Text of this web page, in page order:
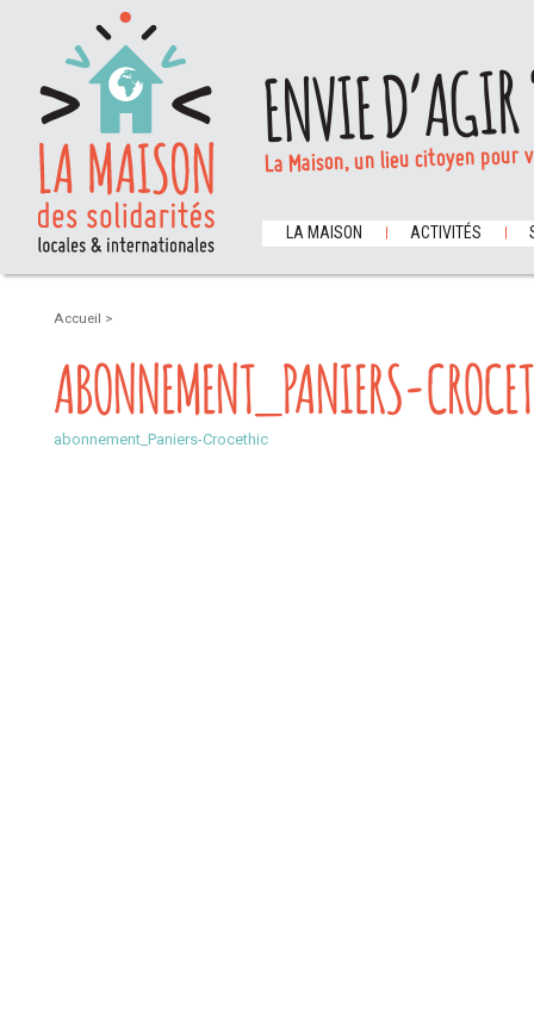
ENVIE
La Maison, un lieu citoyen
LA MAISON ACTIVITÉS
Accueil >
ABONNEMENT_PANIERS-
abonnement_Paniers-Crocethic